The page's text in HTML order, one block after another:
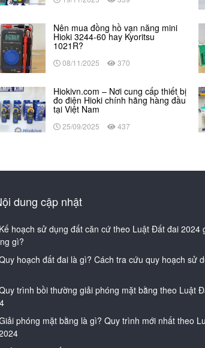
Nên mua đồng hồ vạn năng mini
Hioki 3244-60 hay Kyoritsu
1021R?
08/11/2025 370
Hiokivn.com – Nơi cung cấp thiết bị
đo điện Hioki chính hãng hàng đầu
tại Việt Nam
25/09/2025 437
dung cập nhật
Kế hoạch sử dụng đất căn cứ theo Luật Đất đai 2024
gì?
hoạch đất đai là gì? Cách tra cứu quy hoạch sử
trình bồi thường giải phóng mặt bằng theo Luật
phóng mặt bằng là gì? Quy trình mới nhất theo